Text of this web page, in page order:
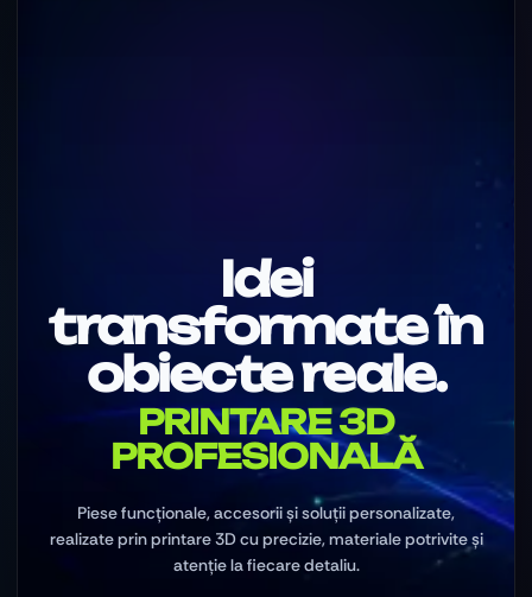
PRINTARE 3D
PROFESIONALĂ
Idei
transformate în
obiecte reale.
Piese funcționale, accesorii și soluții personalizate,
realizate prin printare 3D cu precizie, materiale potrivite și
atenție la fiecare detaliu.